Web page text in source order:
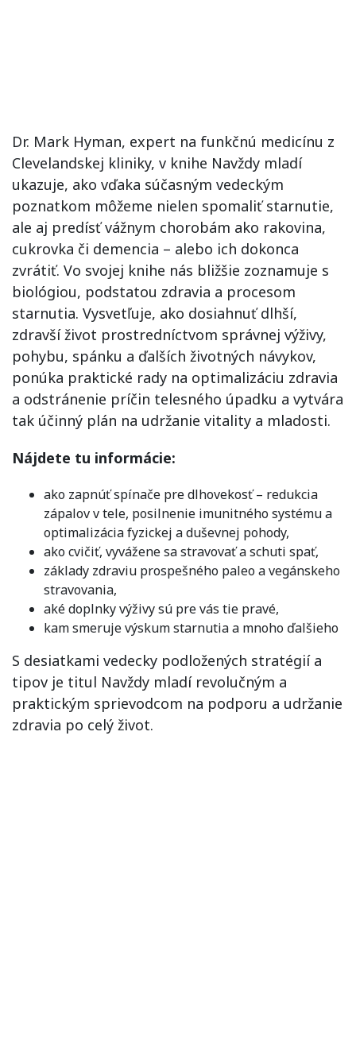
Dr. Mark Hyman, expert na funkčnú medicínu z
Clevelandskej kliniky, v knihe Navždy mladí
ukazuje, ako vďaka súčasným vedeckým
poznatkom môžeme nielen spomaliť starnutie,
ale aj predísť vážnym chorobám ako rakovina,
cukrovka či demencia – alebo ich dokonca
zvrátiť. Vo svojej knihe nás bližšie zoznamuje s
biológiou, podstatou zdravia a procesom
starnutia. Vysvetľuje, ako dosiahnuť dlhší,
zdravší život prostredníctvom správnej výživy,
pohybu, spánku a ďalších životných návykov,
ponúka praktické rady na optimalizáciu zdravia
a odstránenie príčin telesného úpadku a vytvára
tak účinný plán na udržanie vitality a mladosti.
Nájdete tu informácie:
ako zapnúť spínače pre dlhovekosť – redukcia
zápalov v tele, posilnenie imunitného systému a
optimalizácia fyzickej a duševnej pohody,
ako cvičiť, vyvážene sa stravovať a schuti spať,
základy zdraviu prospešného paleo a vegánskeho
stravovania,
aké doplnky výživy sú pre vás tie pravé,
kam smeruje výskum starnutia a mnoho ďalšieho
S desiatkami vedecky podložených stratégií a
tipov je titul Navždy mladí revolučným a
praktickým sprievodcom na podporu a udržanie
zdravia po celý život.